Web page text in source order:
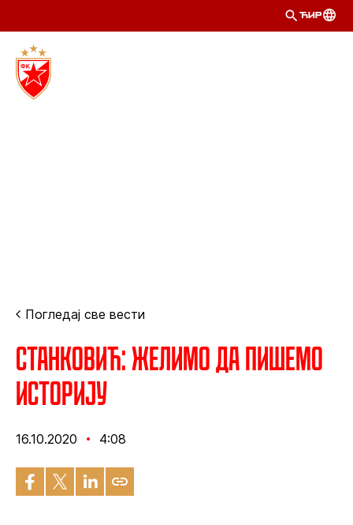
ЋИР
Погледај све вести
Станковић: Желимо да пишемо
историју
16.10.2020 4:08